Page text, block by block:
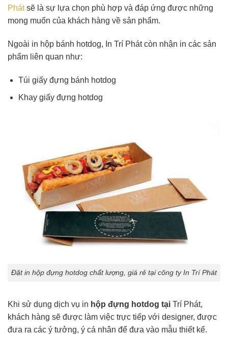
Phátsẽ là sự lựa chọn phù hợp và đáp ứng được những
mong muốn của khách hàng về sản phẩm.
Ngoài in hộp bánh hotdog, In Trí Phát còn nhận in các sản
phẩm liên quan như:
Túi giấy đựng bánh hotdog
Khay giấy đựng hotdog
Đặt in hộp đựng hotdog chất lượng, giá rẻ tại công ty In Trí Phát
Khi sử dụng dịch vụ in hộp đựng hotdog tại Trí Phát,
khách hàng sẽ được làm việc trực tiếp với designer, được
đưa ra các ý tưởng, ý cá nhân để đưa vào mẫu thiết kế.